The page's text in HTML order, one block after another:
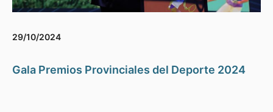
29/10/2024
Gala Premios Provinciales del Deporte 2024